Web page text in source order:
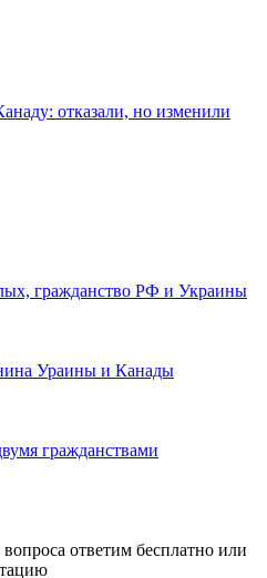
отказали, но изменили
гражданство РФ и Украины
Ураины и Канады
гражданствами
ответим бесплатно или